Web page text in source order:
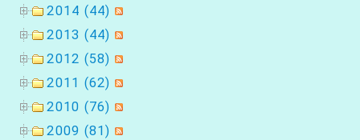
2014 (44)
2013 (44)
2012 (58)
2011 (62)
2010 (76)
2009 (81)